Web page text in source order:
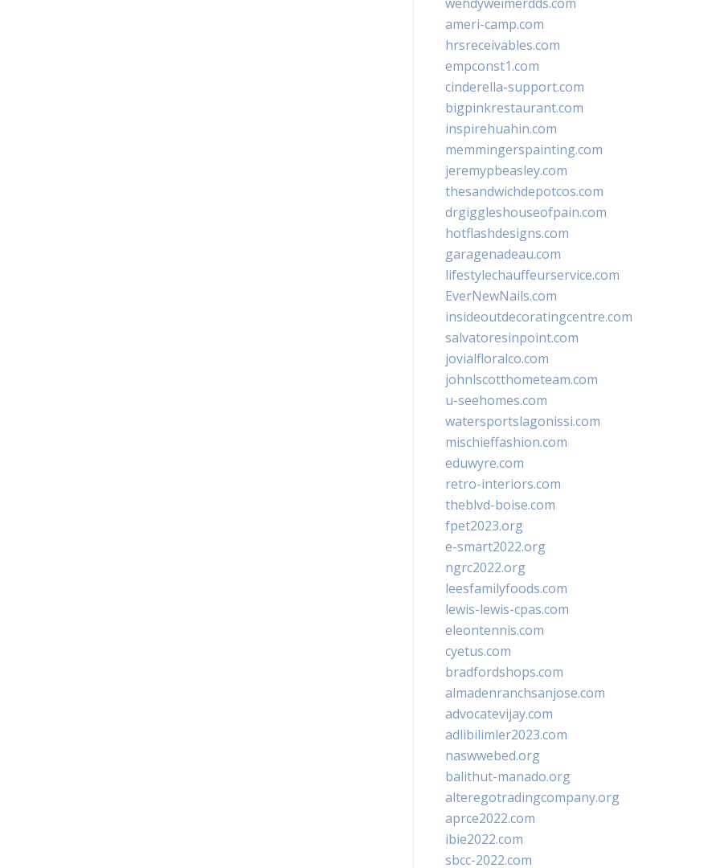
ameri-camp.com
hrsreceivables.com
empconst1.com
cinderella-support.com
bigpinkrestaurant.com
inspirehuahin.com
memmingerspainting.com
jeremypbeasley.com
thesandwichdepotcos.com
drgiggleshouseofpain.com
hotflashdesigns.com
garagenadeau.com
lifestylechauffeurservice.com
EverNewNails.com
insideoutdecoratingcentre.com
salvatoresinpoint.com
jovialfloralco.com
johnlscotthometeam.com
u-seehomes.com
watersportslagonissi.com
mischieffashion.com
eduwyre.com
retro-interiors.com
theblvd-boise.com
fpet2023.org
e-smart2022.org
ngrc2022.org
leesfamilyfoods.com
lewis-lewis-cpas.com
eleontennis.com
cyetus.com
bradfordshops.com
almadenranchsanjose.com
advocatevijay.com
adlibilimler2023.com
naswwebed.org
balithut-manado.org
alteregotradingcompany.org
aprce2022.com
ibie2022.com
sbcc-2022.com